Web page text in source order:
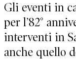
Gli eventi in
per l’82°
interventi in
anche quello